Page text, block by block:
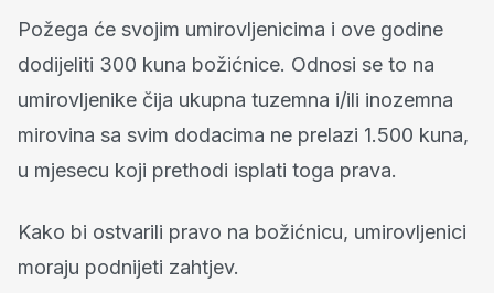
Požega će svojim umirovljenicima i ove godine
dodijeliti 300 kuna božićnice. Odnosi se to na
umirovljenike čija ukupna tuzemna i/ili inozemna
mirovina sa svim dodacima ne prelazi 1.500 kuna,
u mjesecu koji prethodi isplati toga prava.
Kako bi ostvarili pravo na božićnicu, umirovljenici
moraju podnijeti zahtjev.